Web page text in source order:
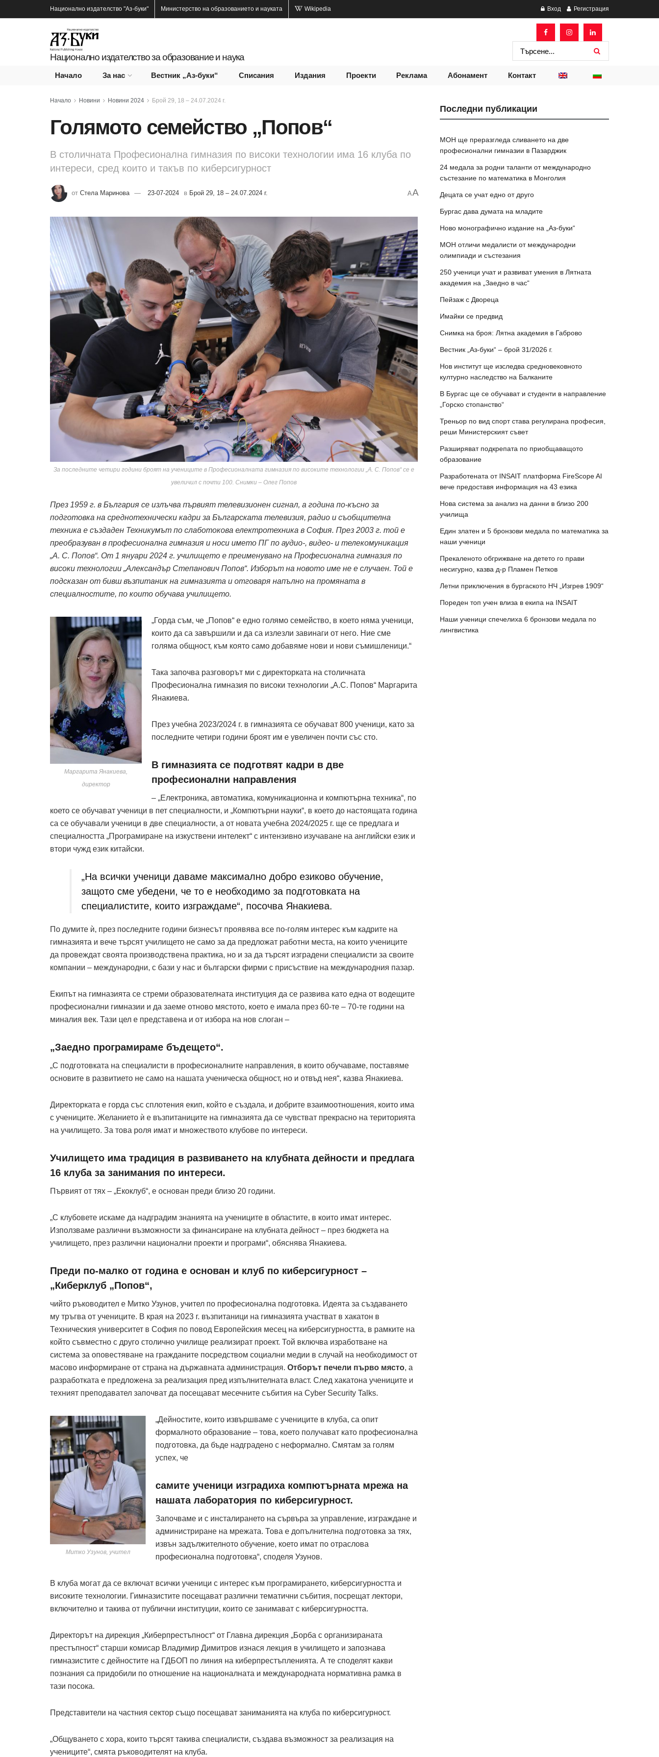
Национално издателство "Аз-буки" Министерство на образованието и науката Wikipedia Вход Регистрация
Национално издателство за образование и наука
Начало За нас Вестник „Аз-буки“ Списания Издания Проекти Реклама Абонамент Контакт
Начало Новини Новини 2024 Брой 29, 18 – 24.07.2024 г.
Голямото семейство „Попов“
В столичната Професионална гимназия по високи технологии има 16 клуба по
интереси, сред които и такъв по киберсигурност
от Стела Маринова 23-07-2024 в Брой 29, 18 – 24.07.2024 г. AA
За последните четири години броят на учениците в Професионалната гимназия по високите технологии „А. С. Попов“ се е
увеличил с почти 100. Снимки – Олег Попов
През 1959 г. в България се излъчва първият телевизионен сигнал, а година по-късно за
подготовка на среднотехнически кадри за Българската телевизия, радио и съобщителна
техника е създаден Техникумът по слаботокова електротехника в София. През 2003 г. той е
преобразуван в професионална гимназия и носи името ПГ по аудио-, видео- и телекомуникация
„А. С. Попов“. От 1 януари 2024 г. училището е преименувано на Професионална гимназия по
високи технологии „Александър Степанович Попов“. Изборът на новото име не е случаен. Той е
подсказан от бивш възпитаник на гимназията и отговаря напълно на промяната в
специалностите, по които обучава училището.
Маргарита Янакиева,
директор
„Горда съм, че „Попов“ е едно голямо семейство, в което няма ученици,
които да са завършили и да са излезли завинаги от него. Ние сме
голяма общност, към която само добавяме нови и нови съмишленици.“
Така започва разговорът ми с директорката на столичната
Професионална гимназия по високи технологии „А.С. Попов“ Маргарита
Янакиева.
През учебна 2023/2024 г. в гимназията се обучават 800 ученици, като за
последните четири години броят им е увеличен почти със сто.
В гимназията се подготвят кадри в две
професионални направления
– „Електроника, автоматика, комуникационна и компютърна техника“, по
което се обучават ученици в пет специалности, и „Компютърни науки“, в което до настоящата година
са се обучавали ученици в две специалности, а от новата учебна 2024/2025 г. ще се предлага и
специалността „Програмиране на изкуствени интелект“ с интензивно изучаване на английски език и
втори чужд език китайски.
„На всички ученици даваме максимално добро езиково обучение,
защото сме убедени, че то е необходимо за подготовката на
специалистите, които изграждаме“, посочва Янакиева.
По думите ѝ, през последните години бизнесът проявява все по-голям интерес към кадрите на
гимназията и вече търсят училището не само за да предложат работни места, на които учениците
да провеждат своята производствена практика, но и за да търсят изградени специалисти за своите
компании – международни, с бази у нас и български фирми с присъствие на международния пазар.
Екипът на гимназията се стреми образователната институция да се развива като една от водещите
професионални гимназии и да заеме отново мястото, което е имала през 60-те – 70-те години на
миналия век. Тази цел е представена и от избора на нов слоган –
„Заедно програмираме бъдещето“.
„С подготовката на специалисти в професионалните направления, в които обучаваме, поставяме
основите в развитието не само на нашата ученическа общност, но и отвъд нея“, казва Янакиева.
Директорката е горда със сплотения екип, който е създала, и добрите взаимоотношения, които има
с учениците. Желанието ѝ е възпитаниците на гимназията да се чувстват прекрасно на територията
на училището. За това роля имат и множеството клубове по интереси.
Училището има традиция в развиването на клубната дейности и предлага
16 клуба за занимания по интереси.
Първият от тях – „Екоклуб“, е основан преди близо 20 години.
„С клубовете искаме да надградим знанията на учениците в областите, в които имат интерес.
Използваме различни възможности за финансиране на клубната дейност – през бюджета на
училището, през различни национални проекти и програми“, обяснява Янакиева.
Преди по-малко от година е основан и клуб по киберсигурност –
„Киберклуб „Попов“,
чийто ръководител е Митко Узунов, учител по професионална подготовка. Идеята за създаването
му тръгва от учениците. В края на 2023 г. възпитаници на гимназията участват в хакатон в
Техническия университет в София по повод Европейския месец на киберсигурността, в рамките на
който съвместно с друго столично училище реализират проект. Той включва изработване на
система за оповестяване на гражданите посредством социални медии в случай на необходимост от
масово информиране от страна на държавната администрация. Отборът печели първо място, а
разработката е предложена за реализация пред изпълнителната власт. След хакатона учениците и
техният преподавател започват да посещават месечните събития на Cyber Security Talks.
Митко Узунов, учител
„Дейностите, които извършваме с учениците в клуба, са опит
формалното образование – това, което получават като професионална
подготовка, да бъде надградено с неформално. Смятам за голям
успех, че
самите ученици изградиха компютърната мрежа на
нашата лаборатория по киберсигурност.
Започваме и с инсталирането на сървъра за управление, изграждане и
администриране на мрежата. Това е допълнителна подготовка за тях,
извън задължителното обучение, което имат по отраслова
професионална подготовка“, споделя Узунов.
В клуба могат да се включат всички ученици с интерес към програмирането, киберсигурността и
високите технологии. Гимназистите посещават различни тематични събития, посрещат лектори,
включително и такива от публични институции, които се занимават с киберсигурността.
Директорът на дирекция „Киберпрестъпност“ от Главна дирекция „Борба с организираната
престъпност“ старши комисар Владимир Димитров изнася лекция в училището и запознава
гимназистите с дейностите на ГДБОП по линия на киберпрестъпленията. А те споделят какви
познания са придобили по отношение на националната и международната нормативна рамка в
тази посока.
Представители на частния сектор също посещават заниманията на клуба по киберсигурност.
„Общуването с хора, които търсят такива специалисти, създава възможност за реализация на
учениците“, смята ръководителят на клуба.
Последни публикации
МОН ще преразгледа сливането на две
професионални гимназии в Пазарджик
24 медала за родни таланти от международно
състезание по математика в Монголия
Децата се учат едно от друго
Бургас дава думата на младите
Ново монографично издание на „Аз-буки“
МОН отличи медалисти от международни
олимпиади и състезания
250 ученици учат и развиват умения в Лятната
академия на „Заедно в час“
Пейзаж с Двореца
Имайки се предвид
Снимка на броя: Лятна академия в Габрово
Вестник „Аз-буки“ – брой 31/2026 г.
Нов институт ще изследва средновековното
културно наследство на Балканите
В Бургас ще се обучават и студенти в направление
„Горско стопанство“
Треньор по вид спорт става регулирана професия,
реши Министерският съвет
Разширяват подкрепата по приобщаващото
образование
Разработената от INSAIT платформа FireScope AI
вече предоставя информация на 43 езика
Нова система за анализ на данни в близо 200
училища
Един златен и 5 бронзови медала по математика за
наши ученици
Прекаленото обгрижване на детето го прави
несигурно, казва д-р Пламен Петков
Летни приключения в бургаското НЧ „Изгрев 1909“
Пореден топ учен влиза в екипа на INSAIT
Наши ученици спечелиха 6 бронзови медала по
лингвистика